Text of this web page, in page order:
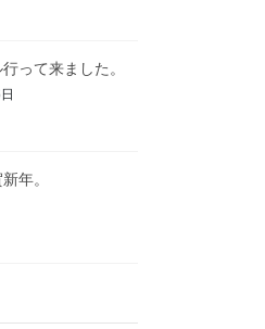
って来ました。
年。